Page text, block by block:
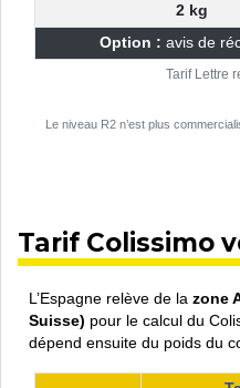
Tarif Lettre
2 kg
Option : avis de
Le niveau R2 n’est plus
Tarif Colissimo
L’Espagne relève de la zone
Suisse) pour le calcul du
dépend ensuite du poids du